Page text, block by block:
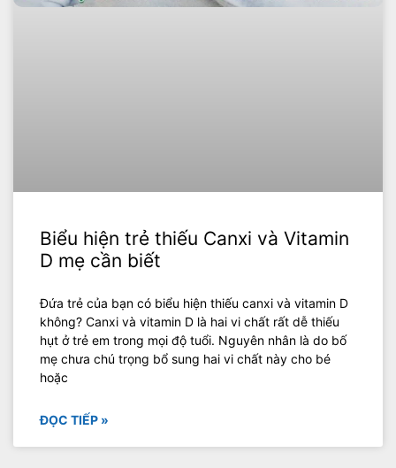
Biểu hiện trẻ thiếu Canxi và Vitamin
D mẹ cần biết
Đứa trẻ của bạn có biểu hiện thiếu canxi và vitamin D
không? Canxi và vitamin D là hai vi chất rất dễ thiếu
hụt ở trẻ em trong mọi độ tuổi. Nguyên nhân là do bố
mẹ chưa chú trọng bổ sung hai vi chất này cho bé
hoặc
ĐỌC TIẾP »